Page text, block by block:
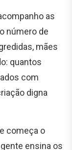
as
número de
mães
quantos
com
digna
começa o
ensina os